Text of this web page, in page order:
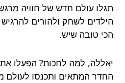
תגלו עולם חדש של חוויה
הילדים לשחק ולהורים להרגיש
הכי טובה שיש.
יאללה, למה לחכות? הפעלו
החדר המתאים ותכנסו